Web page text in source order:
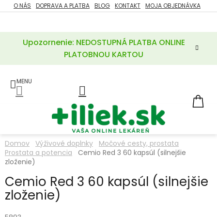
Prejsť
na
Upozornenie: NEDOSTUPNÁ PLATBA ONLINE
PLATOBNOU KARTOU
O NÁS DOPRAVA A PLATBA BLOG KONTAKT MOJA OBJEDNÁVKA
ZĽAVY
POTREBY
A
LIEKY
VITAMÍNY
A
MINERÁLY
KOZMETIKA
Domov Výživové doplnky
Močové cesty, prostata
Prostata a potencia
Cemio Red 3 60 kapsúl (silnejšie
zloženie)
Cemio Red 3 60 kapsúl (silnejšie
zloženie)